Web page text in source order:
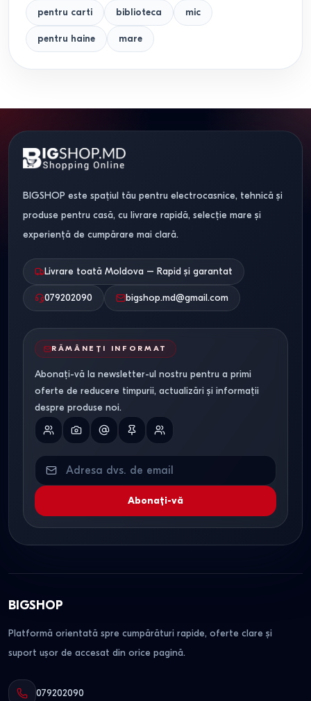
pentru carti biblioteca mic
pentru haine mare
BIGSHOP este spațiul tău pentru electrocasnice, tehnică și
produse pentru casă, cu livrare rapidă, selecție mare și
experiență de cumpărare mai clară.
Livrare toată Moldova – Rapid și garantat
079202090 bigshop.md@gmail.com
RĂMÂNEȚI INFORMAT
Abonați-vă la newsletter-ul nostru pentru a primi
oferte de reducere timpurii, actualizări și informații
despre produse noi.
Abonați-vă
BIGSHOP
Platformă orientată spre cumpărături rapide, oferte clare și
suport ușor de accesat din orice pagină.
079202090